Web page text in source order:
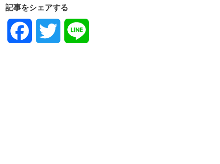
記事をシェアする
Facebook Twitter